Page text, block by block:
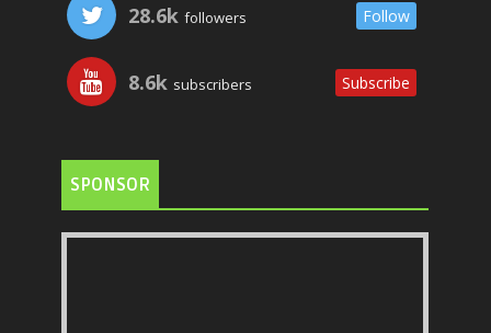
28.6k followers Follow
8.6k subscribers Subscribe
SPONSOR